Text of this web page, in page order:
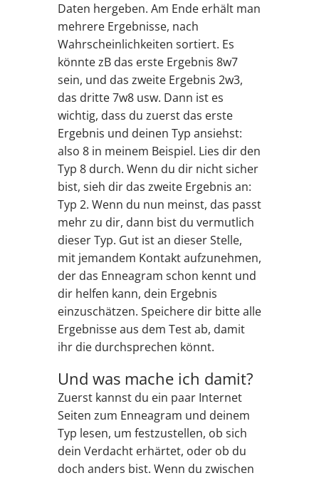
Daten hergeben. Am Ende erhält man
mehrere Ergebnisse, nach
Wahrscheinlichkeiten sortiert. Es
könnte zB das erste Ergebnis 8w7
sein, und das zweite Ergebnis 2w3,
das dritte 7w8 usw. Dann ist es
wichtig, dass du zuerst das erste
Ergebnis und deinen Typ ansiehst:
also 8 in meinem Beispiel. Lies dir den
Typ 8 durch. Wenn du dir nicht sicher
bist, sieh dir das zweite Ergebnis an:
Typ 2. Wenn du nun meinst, das passt
mehr zu dir, dann bist du vermutlich
dieser Typ. Gut ist an dieser Stelle,
mit jemandem Kontakt aufzunehmen,
der das Enneagram schon kennt und
dir helfen kann, dein Ergebnis
einzuschätzen. Speichere dir bitte alle
Ergebnisse aus dem Test ab, damit
ihr die durchsprechen könnt.
Und was mache ich damit?
Zuerst kannst du ein paar Internet
Seiten zum Enneagram und deinem
Typ lesen, um festzustellen, ob sich
dein Verdacht erhärtet, oder ob du
doch anders bist. Wenn du zwischen